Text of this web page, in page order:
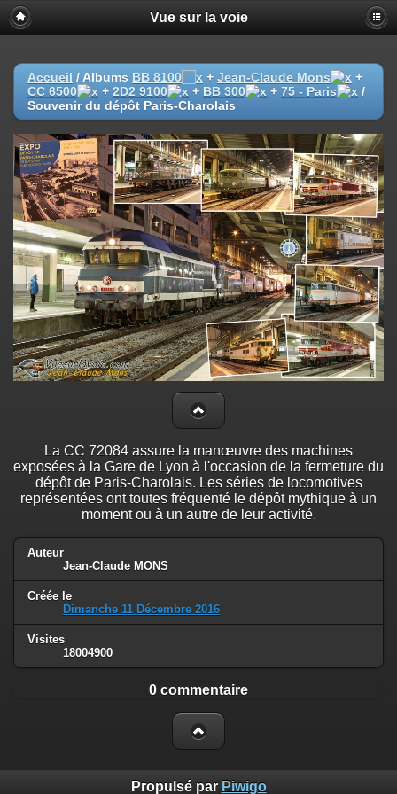
Vue sur la voie
Accueil / Albums BB 8100 + Jean-Claude Mons
+
CC 6500
+ 2D2 9100 + BB 300 + 75 - Paris
/
Souvenir du dépôt Paris-Charolais
La CC 72084 assure la manœuvre des machines
exposées à la Gare de Lyon à l'occasion de la fermeture du
dépôt de Paris-Charolais. Les séries de locomotives
représentées ont toutes fréquenté le dépôt mythique à un
moment ou à un autre de leur activité.
Auteur
Jean-Claude MONS
Créée le
Dimanche 11 Décembre 2016
Visites
18004900
0 commentaire
Propulsé par Piwigo